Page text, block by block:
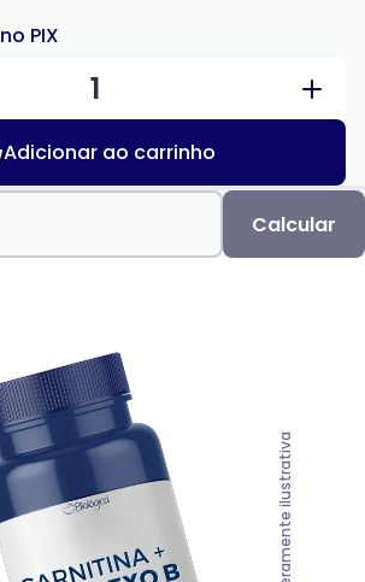
no PIX
1
Adicionar ao carrinho
Calcular